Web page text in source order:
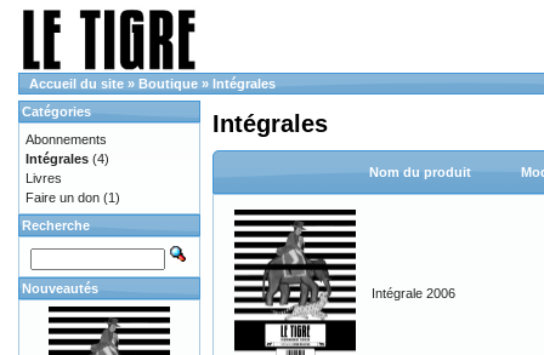
Accueil du site » Boutique » Intégrales
Intégrales
Nom du produit
Intégrale 2006
Catégories
Abonnements
Intégrales (4)
Livres
Faire un don (1)
Recherche
Nouveautés